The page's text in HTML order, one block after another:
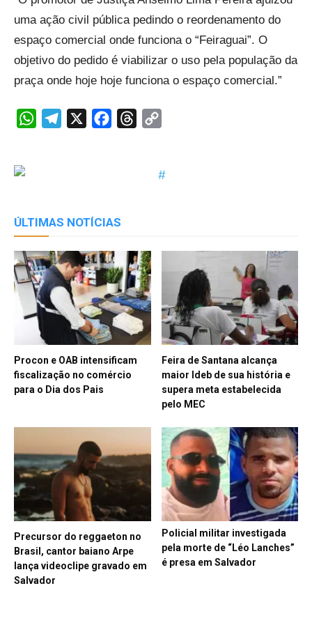
uma ação civil pública pedindo o reordenamento do
espaço comercial onde funciona o “Feiraguai”. O
objetivo do pedido é viabilizar o uso pela população da
praça onde hoje hoje funciona o espaço comercial.”
WhatsAppTelegram FacebookThreads
ÚLTIMAS NOTÍCIAS
Procon e OAB intensificam
fiscalização no comércio
para o Dia dos Pais
Feira de Santana alcança
maior Ideb de sua história e
supera meta estabelecida
pelo MEC
Precursor do reggaeton no
Brasil, cantor baiano Arpe
lança videoclipe gravado em
Salvador
Policial militar investigada
pela morte de “Léo Lanches”
é presa em Salvador